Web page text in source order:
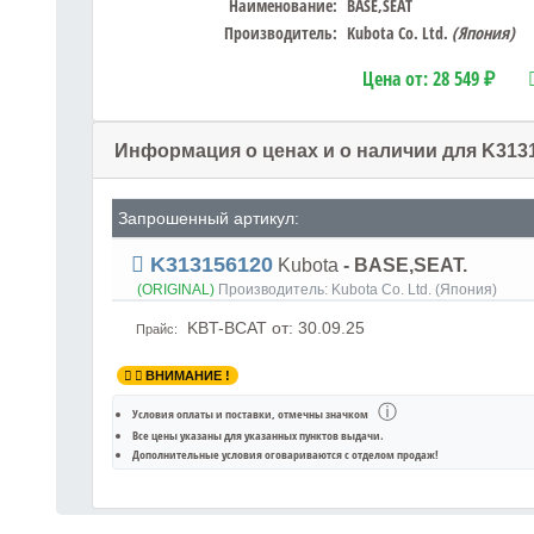
Наименование: BASE,SEAT
Производитель: Kubota Co. Ltd. (Япония)
Цена от:28 549 ₽
Информация о ценах и о наличии для
Запрошенный артикул:
K313156120 Kubota - BASE,SEAT.
(ORIGINAL)Производитель: Kubota Co. Ltd. (Япония)
Прайс: KBT-BCAT от: 30.09.25
ВНИМАНИЕ !
Условия оплаты и поставки , отмечны значком ⓘ
Все цены указаны дляуказанных пунктов выдачи.
Дополнительные условия оговариваются с отделом продаж!